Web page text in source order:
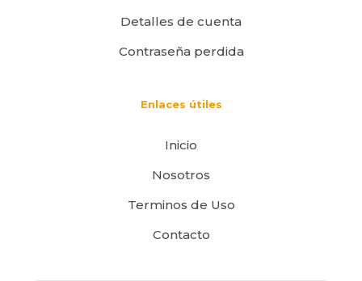
Detalles de cuenta
Contraseña perdida
Enlaces útiles
Inicio
Nosotros
Terminos de Uso
Contacto